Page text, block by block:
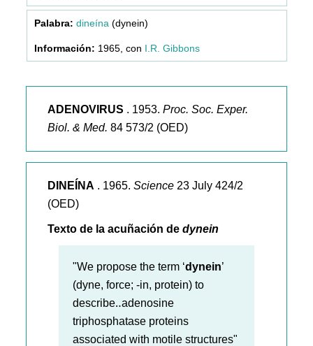
dineína (dynein)
1965, con I.R. Gibbons
ADENOVIRUS . 1953.Proc. Soc. Exper.
Biol. & Med. 84 573/2 (OED)
DINEÍNA . 1965.Science 23 July 424/2
(OED)
Texto de la acuñación dedynein
"We propose the term ‘dynein’
(dyne, force; -in, protein) to
describe‥adenosine
triphosphatase proteins
associated with motile structures"